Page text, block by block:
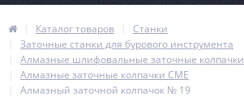
Каталог товаров
Станки
Заточные станки для бурового инструмента
Алмазные шлифовальные заточные колпачки
Алмазные заточные колпачки CME
Алмазный заточной колпачок № 19